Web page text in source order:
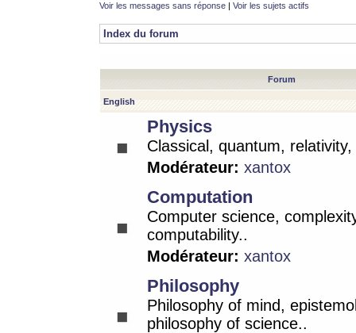
Voir les messages sans réponse | Voir les sujets actifs
Index du forum
Forum
English
Physics
Classical, quantum,
Modérateur: xantox
Computation
Computer science,
computability..
Modérateur: xantox
Philosophy
Philosophy of mind,
philosophy of science..